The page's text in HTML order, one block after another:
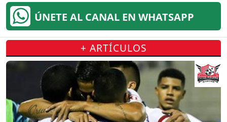
ÚNETE AL CANAL EN WHATSAPP
+ ARTÍCULOS